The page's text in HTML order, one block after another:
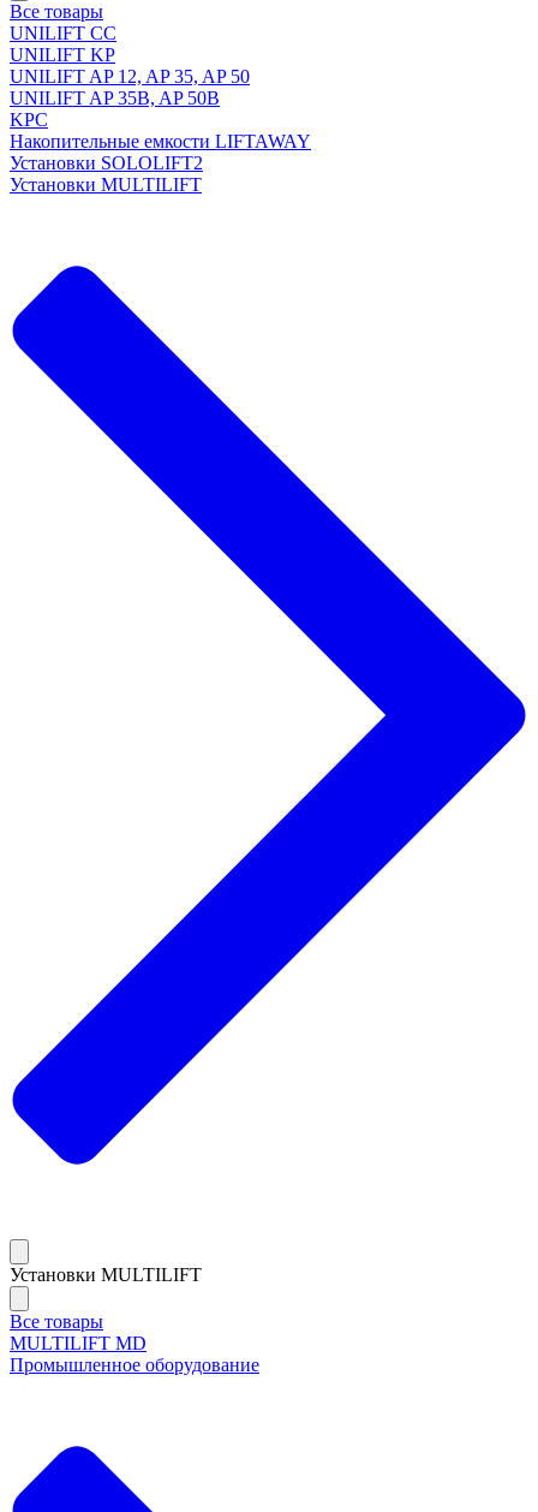
Все товары
UNILIFT CC
UNILIFT KP
UNILIFT AP 12, AP 35, AP 50
UNILIFT AP 35B, AP 50B
KPC
Накопительные емкости LIFTAWAY
Установки SOLOLIFT2
Установки MULTILIFT
Установки MULTILIFT
Все товары
MULTILIFT MD
Промышленное оборудование